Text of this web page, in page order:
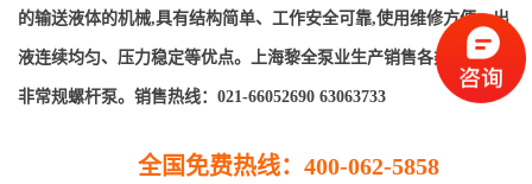
的输送液体的机械,具有结构简单、工作安全可靠,使用维修方便、出
液连续均匀、压力稳定等优点。 上海黎全泵业生产销售各类常规、
非常规螺杆泵。 销售热线：021-66052690 63063733
全国免费热线：400-062-5858